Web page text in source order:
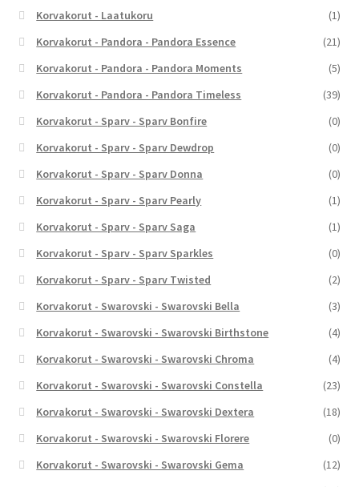
Korvakorut - Laatukoru
(1)
Korvakorut - Pandora - Pandora Essence
(21)
Korvakorut - Pandora - Pandora Moments
(5)
Korvakorut - Pandora - Pandora Timeless
(39)
Korvakorut - Sparv - Sparv Bonfire
(0)
Korvakorut - Sparv - Sparv Dewdrop
(0)
Korvakorut - Sparv - Sparv Donna
(0)
Korvakorut - Sparv - Sparv Pearly
(1)
Korvakorut - Sparv - Sparv Saga
(1)
Korvakorut - Sparv - Sparv Sparkles
(0)
Korvakorut - Sparv - Sparv Twisted
(2)
Korvakorut - Swarovski - Swarovski Bella
(3)
Korvakorut - Swarovski - Swarovski Birthstone
(4)
Korvakorut - Swarovski - Swarovski Chroma
(4)
Korvakorut - Swarovski - Swarovski Constella
(23)
Korvakorut - Swarovski - Swarovski Dextera
(18)
Korvakorut - Swarovski - Swarovski Florere
(0)
Korvakorut - Swarovski - Swarovski Gema
(12)